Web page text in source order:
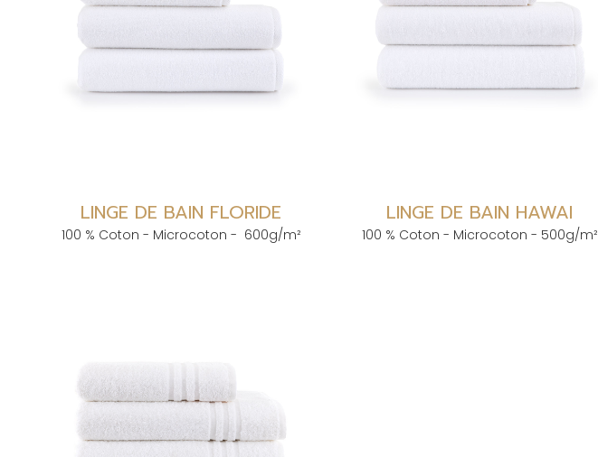
LINGE DE BAIN FLORIDE
100 % Coton - Microcoton - 600g/m²
LINGE DE BAIN HAWAI
100 % Coton - Microcoton - 500g/m²
DRAP DE DOUCHE
TAPIS DE BAIN